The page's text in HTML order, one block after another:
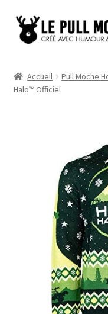
Aller
Aller
au
Pull Noël Femme
Pull Noël Promo
Accueil Pull Moche
Halo™ Officiel